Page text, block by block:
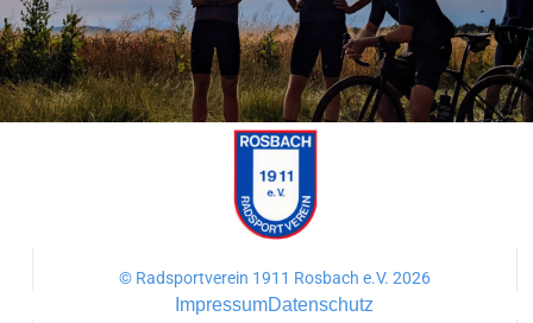
© Radsportverein 1911 Rosbach e.V. 2026
ImpressumDatenschutz